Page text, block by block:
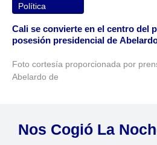
Política
Cali se convierte en el centro del
posesión presidencial de
Foto cortesía proporcionada por
Abelardo de
Nos Cogió La